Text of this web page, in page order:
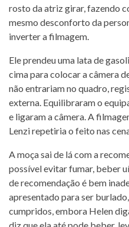
rosto da atriz girar, fazendo
mesmo desconforto da
inverter a filmagem.
Ele prendeu uma lata de
cima para colocar a câmera
não entrariam no quadro,
externa. Equilibraram o
e ligaram a câmera. A
Lenzi repetiria o feito nas
A moça sai de lá com a
possível evitar fumar, beber
de recomendação é bem
apresentado para ser
cumpridos, embora Helen